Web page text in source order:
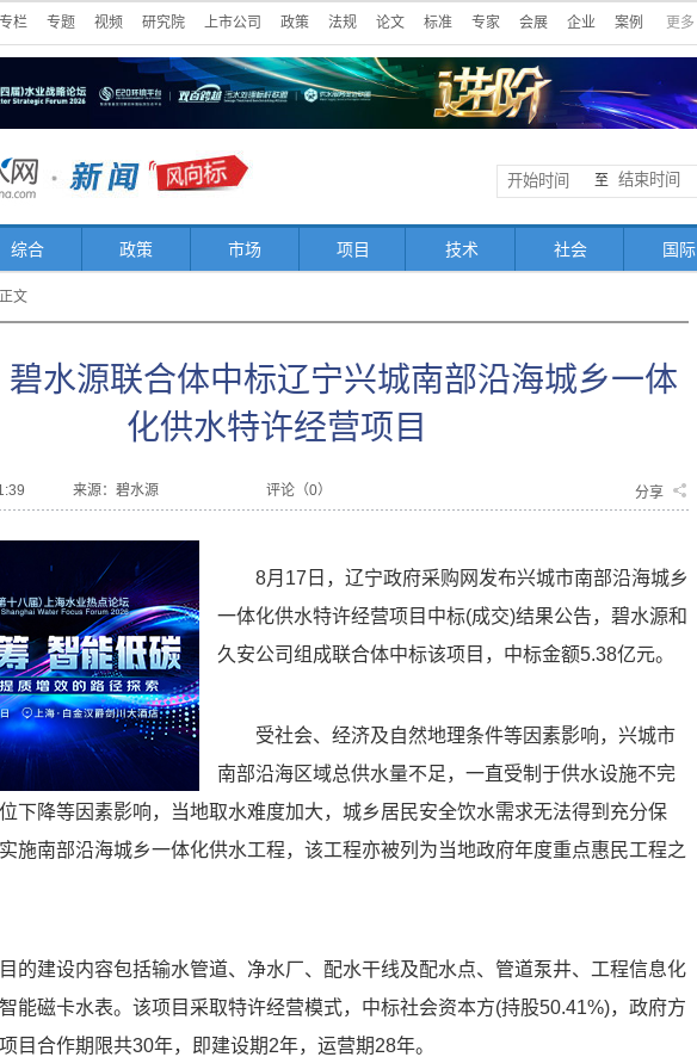
专栏 专题 视频 研究院 上市公司 政策 法规 论文 标准 专家 会展 企业 案例 更多
至
综合 政策 市场 项目 技术 社会 国际
正文
水源联合体中标辽宁兴城南部沿海城乡一体
化供水特许经营项目
来源： 碧水源 评论（0） 分享
8月17日，辽宁政府采购网发布兴城市南部沿海城乡
一体化供水特许经营项目中标(成交)结果公告，碧水源和
久安公司组成联合体中标该项目，中标金额5.38亿元。
受社会、经济及自然地理条件等因素影响，兴城市
南部沿海区域总供水量不足，一直受制于供水设施不完
位下降等因素影响，当地取水难度加大，城乡居民安全饮水需求无法得到充分保
施南部沿海城乡一体化供水工程，该工程亦被列为当地政府年度重点惠民工程之
的建设内容包括输水管道、净水厂、配水干线及配水点、管道泵井、工程信息化
能磁卡水表。该项目采取特许经营模式，中标社会资本方(持股50.41%)，政府方
目合作期限共30年，即建设期2年，运营期28年。